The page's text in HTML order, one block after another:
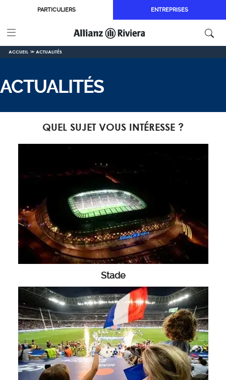
Aller au contenu principal
PARTICULIERS ENTREPRISES
ACCUEIL ACTUALITÉS
ACTUALITÉS
QUEL SUJET VOUS INTÉRESSE ?
Stade